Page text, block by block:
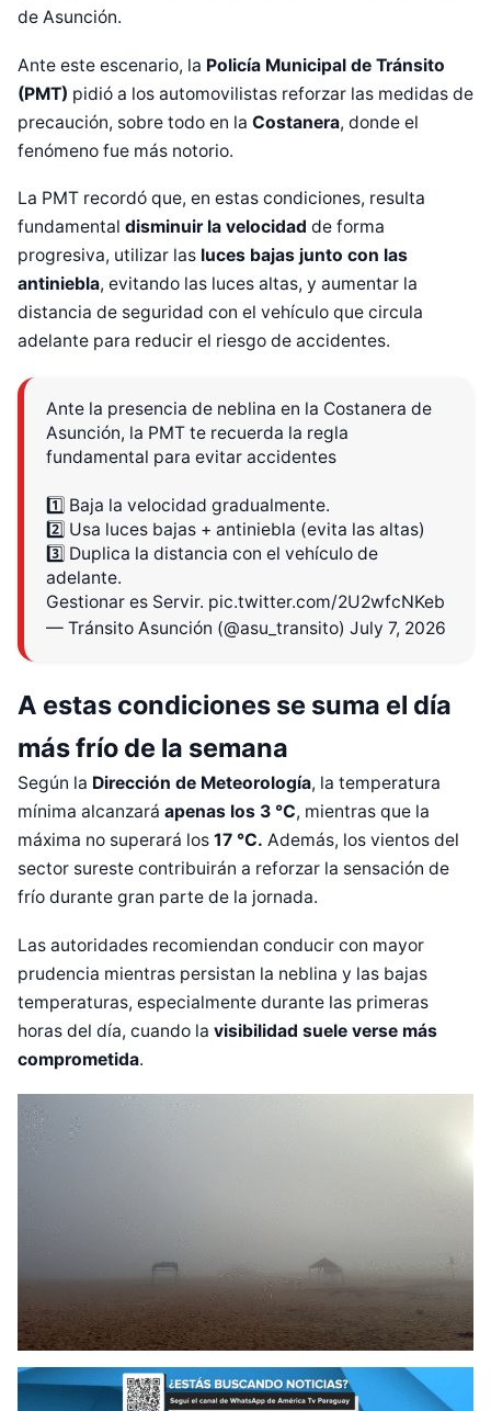
de Asunción.
Ante este escenario, la Policía Municipal de Tránsito
(PMT) pidió a los automovilistas reforzar las medidas de
precaución, sobre todo en la Costanera, donde el
fenómeno fue más notorio.
La PMT recordó que, en estas condiciones, resulta
fundamental disminuir la velocidad de forma
progresiva, utilizar las luces bajas junto con las
antiniebla, evitando las luces altas, y aumentar la
distancia de seguridad con el vehículo que circula
adelante para reducir el riesgo de accidentes.
Ante la presencia de neblina en la Costanera de
Asunción, la PMT te recuerda la regla
fundamental para evitar accidentes
1️⃣ Baja la velocidad gradualmente.
2️⃣ Usa luces bajas + antiniebla (evita las altas)
3️⃣ Duplica la distancia con el vehículo de
adelante.
Gestionar es Servir. pic.twitter.com/2U2wfcNKeb
— Tránsito Asunción (@asu_transito) July 7, 2026
A estas condiciones se suma el día
más frío de la semana
Según la Dirección de Meteorología, la temperatura
mínima alcanzará apenas los 3 °C, mientras que la
máxima no superará los 17 °C. Además, los vientos del
sector sureste contribuirán a reforzar la sensación de
frío durante gran parte de la jornada.
Las autoridades recomiendan conducir con mayor
prudencia mientras persistan la neblina y las bajas
temperaturas, especialmente durante las primeras
horas del día, cuando la visibilidad suele verse más
comprometida.
Diseñado por Shiro